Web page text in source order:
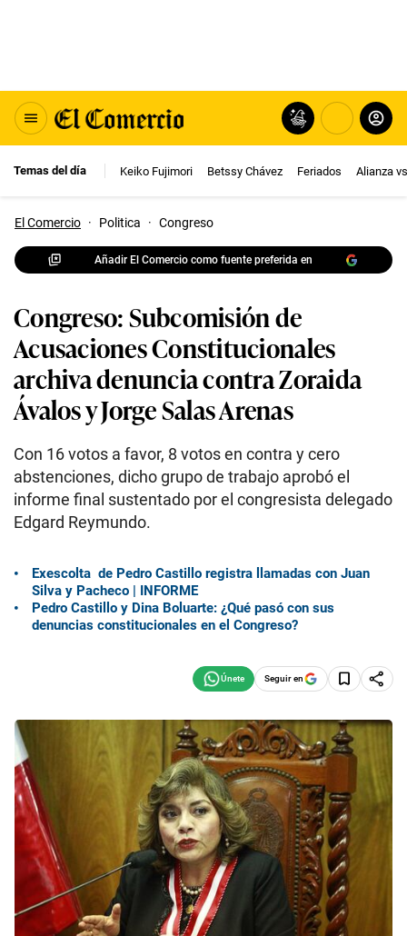
Temas del día Keiko Fujimori Betssy Chávez Feriados Alianza
El Comercio · Politica · Congreso
Añadir El Comercio como fuente preferida en
Congreso: Subcomisión de
Acusaciones Constitucionales
archiva denuncia contra Zoraida
Ávalos y Jorge Salas Arenas
Con 16 votos a favor, 8 votos en contra y cero
abstenciones, dicho grupo de trabajo aprobó el
informe final sustentado por el congresista delegado
Edgard Reymundo.
Exescolta de Pedro Castillo registra llamadas con Juan
Silva y Pacheco | INFORME
Pedro Castillo y Dina Boluarte: ¿Qué pasó con sus
denuncias constitucionales en el Congreso?
Seguir en